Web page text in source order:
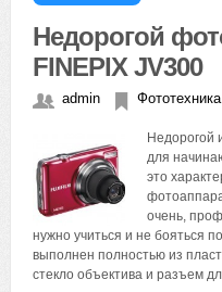
Недорогой
FINEPIX JV300
admin Фототехника
Недорогой
для
это
очень,
нужно учиться и не бояться
выполнен полностью из
стекло объектива и разъем